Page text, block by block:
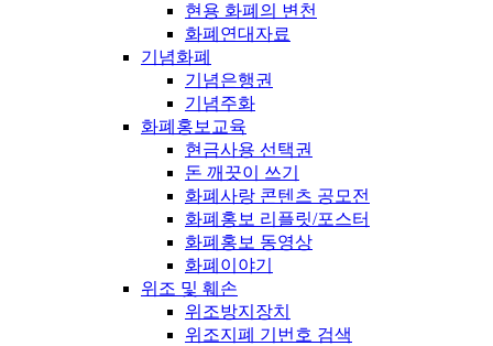
현용 화폐의 변천
화폐연대자료
기념화폐
기념은행권
기념주화
화폐홍보교육
현금사용 선택권
돈 깨끗이 쓰기
화폐사랑 콘텐츠 공모전
화폐홍보 리플릿/포스터
화폐홍보 동영상
화폐이야기
위조 및 훼손
위조방지장치
위조지폐 기번호 검색